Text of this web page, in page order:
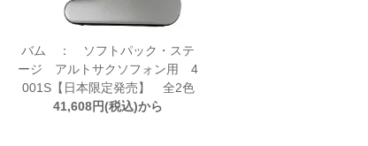
バム ： ソフトパック・ステ
ージ アルトサクソフォン用 4
001S【日本限定発売】 全2色
41,608円(税込)から